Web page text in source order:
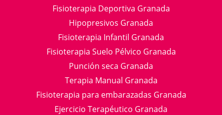
Fisioterapia Deportiva Granada
Hipopresivos Granada
Fisioterapia Infantil Granada
Fisioterapia Suelo Pélvico Granada
Punción seca Granada
Terapia Manual Granada
Fisioterapia para embarazadas Granada
Ejercicio Terapéutico Granada